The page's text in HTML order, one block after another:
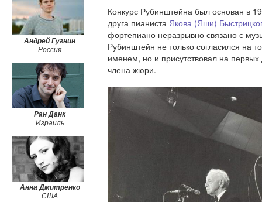
Андрей Гугнин
Россия
Ран Данк
Израиль
Анна Дмитренко
США
Конкурс Рубинштейна был основан в
друга пианиста Якова (Яши)
фортепиано неразрывно связано с
Рубинштейн не только согласился на
именем, но и присутствовал на первых
члена жюри.